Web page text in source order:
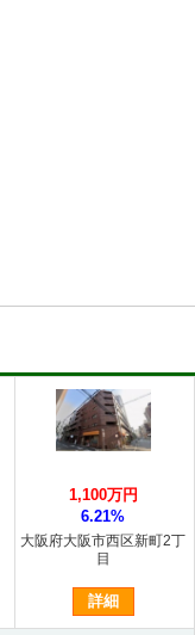
大阪府大阪市西区新町2丁
目
1,100万円
6.21%
詳細